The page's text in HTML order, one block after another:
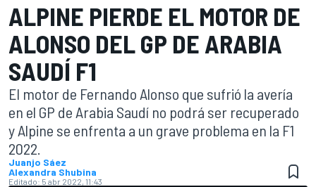
ALPINE PIERDE EL MOTOR DE
ALONSO DEL GP DE ARABIA
SAUDÍ F1
El motor de Fernando Alonso que sufrió la avería
en el GP de Arabia Saudí no podrá ser recuperado
y Alpine se enfrenta a un grave problema en la F1
2022.
Juanjo Sáez
Alexandra Shubina
Editado: 5 abr 2022, 11:43